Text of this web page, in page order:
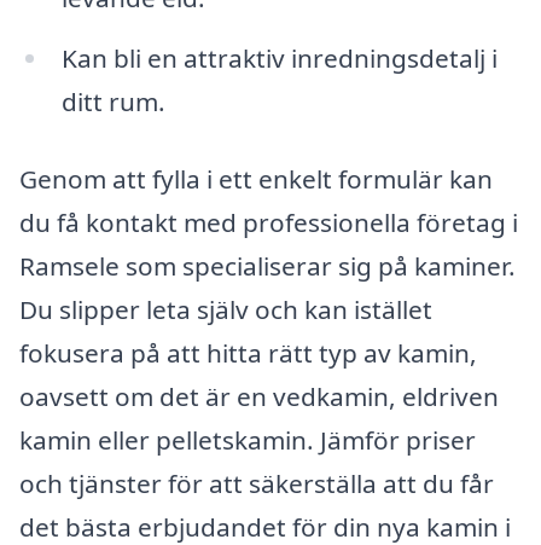
Kan bli en attraktiv inredningsdetalj i
ditt rum.
Genom att fylla i ett enkelt formulär kan
du få kontakt med professionella företag i
Ramsele som specialiserar sig på kaminer.
Du slipper leta själv och kan istället
fokusera på att hitta rätt typ av kamin,
oavsett om det är en vedkamin, eldriven
kamin eller pelletskamin. Jämför priser
och tjänster för att säkerställa att du får
det bästa erbjudandet för din nya kamin i